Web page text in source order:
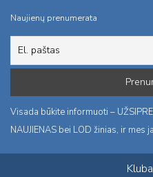
Naujienų prenumerata
Visada būkite informuoti –
NAUJIENAS bei LOD žinias, ir mes